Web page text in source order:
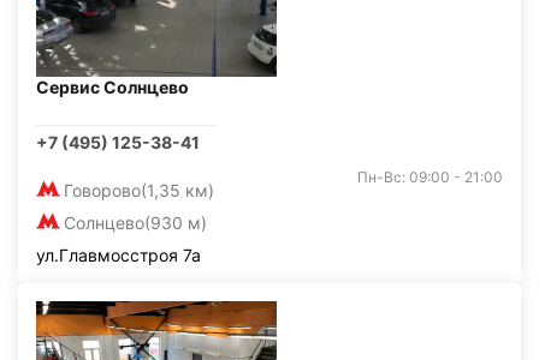
Сервис Солнцево
+7 (495) 125-38-41
Говорово(1,35 км)
Солнцево(930 м)
Пн-Вс: 09:00 - 21:00
ул.Главмосстроя 7а